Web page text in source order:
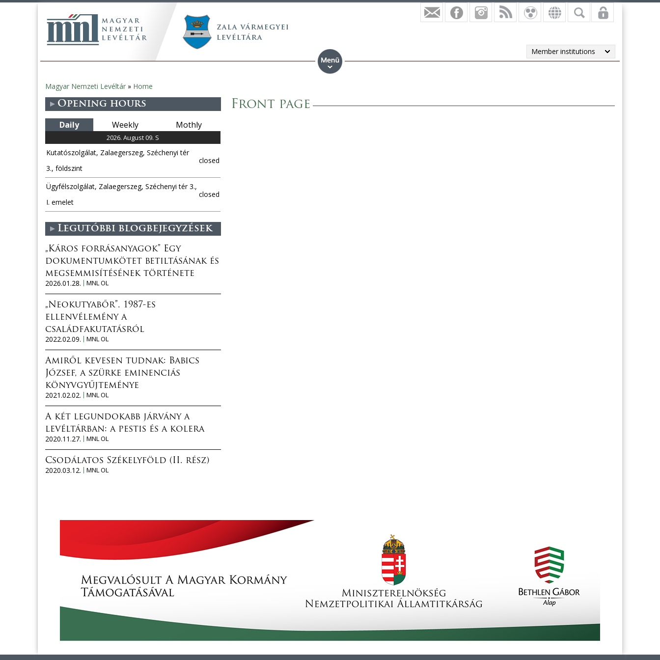
Member institutions
You
are
here
Magyar Nemzeti Levéltár » Home
Front page
Opening hours
Daily Weekly Mothly
2026. August 09. S
Kutatószolgálat, Zalaegerszeg, Széchenyi tér
3., földszint
closed
Ügyfélszolgálat, Zalaegerszeg, Széchenyi tér 3.,
I. emelet
closed
Legutóbbi blogbejegyzések
„Káros forrásanyagok” Egy
dokumentumkötet betiltásának és
megsemmisítésének története
2026.01.28.
MNL OL
„Neokutyabőr”. 1987-es
ellenvélemény a
családfakutatásról
2022.02.09.
MNL OL
Amiről kevesen tudnak: Babics
József, a szürke eminenciás
könyvgyűjteménye
2021.02.02.
MNL OL
A két legundokabb járvány a
levéltárban: a pestis és a kolera
2020.11.27.
MNL OL
Csodálatos Székelyföld (II. rész)
2020.03.12.
MNL OL